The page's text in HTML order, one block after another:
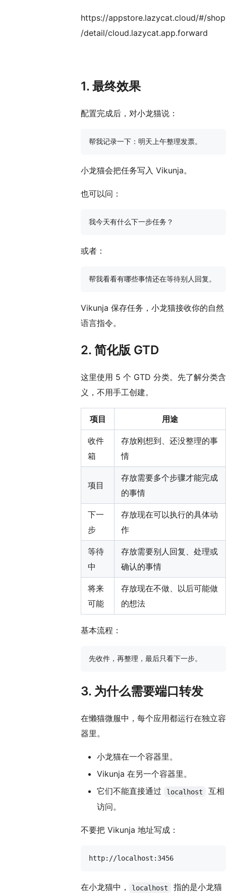
https://appstore.lazycat.cloud/#/shop
/detail/cloud.lazycat.app.forward
1. 最终效果
配置完成后，对小龙猫说：
小龙猫会把任务写入 Vikunja。
也可以问：
或者：
Vikunja 保存任务，小龙猫接收你的自然
语言指令。
2. 简化版 GTD
这里使用 5 个 GTD 分类。先了解分类含
义，不用手工创建。
项目 用途
收件
箱
存放刚想到、还没整理的事
情
项目
存放需要多个步骤才能完成
的事情
下一
步
存放现在可以执行的具体动
作
等待
中
存放需要别人回复、处理或
确认的事情
将来
可能
存放现在不做、以后可能做
的想法
基本流程：
3. 为什么需要端口转发
在懒猫微服中，每个应用都运行在独立容
器里。
小龙猫在一个容器里。
Vikunja 在另一个容器里。
它们不能直接通过
localhost
互相
访问。
不要把 Vikunja 地址写成：
在小龙猫中， localhost 指的是小龙猫